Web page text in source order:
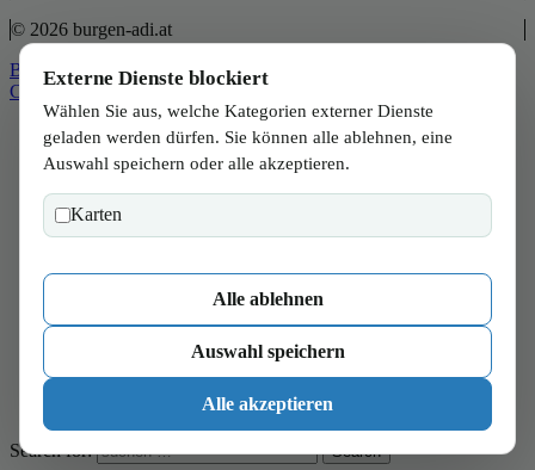
© 2026 burgen-adi.at
Back to Top
Close
Start
Wien
Niederösterreich
Burgenland
Steiermark
Kärnten
Vorarlberg
Search for: Search
Externe Dienste blockiert
Wählen Sie aus, welche Kategorien externer Dienste
geladen werden dürfen. Sie können alle ablehnen, eine
Auswahl speichern oder alle akzeptieren.
Karten
Alle ablehnen
Auswahl speichern
Alle akzeptieren